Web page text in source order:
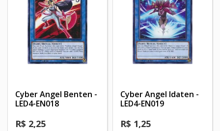
Cyber Angel Benten -
LED4-EN018
R$ 2,25
Cyber Angel Idaten -
LED4-EN019
R$ 1,25